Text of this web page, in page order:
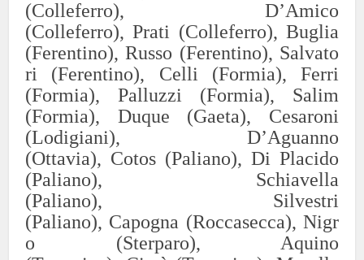
(Colleferro), D’Amico
(Colleferro),Prati (Colleferro), Buglia
(Ferentino),Russo (Ferentino), Salvato
ri (Ferentino), Celli (Formia), Ferri
(Formia),Palluzzi (Formia), Salim
(Formia), Duque (Gaeta), Cesaroni
(Lodigiani),
D’Aguanno
(Ottavia), Cotos (Paliano), Di Placido
(Paliano), Schiavella
(Paliano), Silvestri
(Paliano), Capogna (Roccasecca), Nigr
o (Sterparo), Aquino